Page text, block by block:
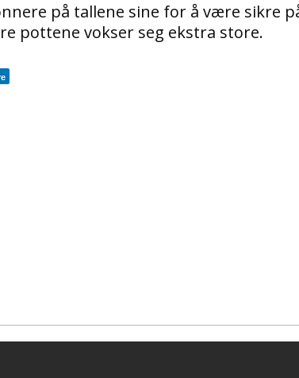
på tallene sine for å være sikre
pottene vokser seg ekstra store.